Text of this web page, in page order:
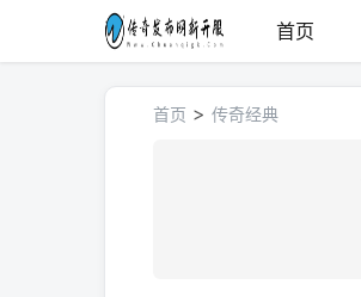
首页
首页 > 传奇经典